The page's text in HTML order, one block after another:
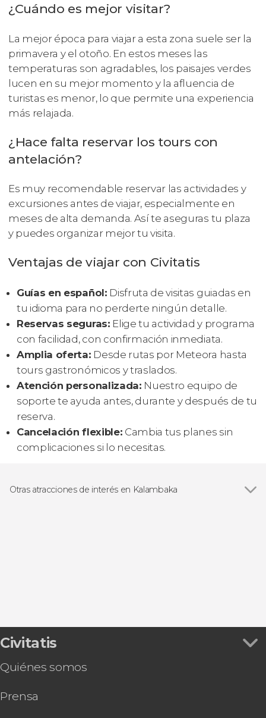
¿Cuándo es mejor visitar?
La mejor época para viajar a esta zona suele ser la
primavera y el otoño. En estos meses las
temperaturas son agradables, los paisajes verdes
lucen en su mejor momento y la afluencia de
turistas es menor, lo que permite una experiencia
más relajada.
¿Hace falta reservar los tours con
antelación?
Es muy recomendable reservar las actividades y
excursiones antes de viajar, especialmente en
meses de alta demanda. Así te aseguras tu plaza
y puedes organizar mejor tu visita.
Ventajas de viajar con Civitatis
Guías en español: Disfruta de visitas guiadas en
tu idioma para no perderte ningún detalle.
Reservas seguras: Elige tu actividad y programa
con facilidad, con confirmación inmediata.
Amplia oferta: Desde rutas por Meteora hasta
tours gastronómicos y traslados.
Atención personalizada: Nuestro equipo de
soporte te ayuda antes, durante y después de tu
reserva.
Cancelación flexible: Cambia tus planes sin
complicaciones si lo necesitas.
Otras atracciones de interés en Kalambaka
Civitatis
Quiénes somos
Prensa